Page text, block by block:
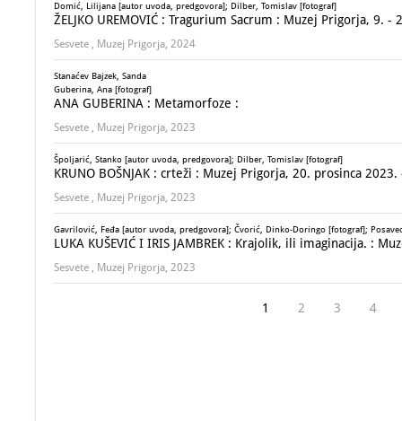
Domić, Lilijana [autor uvoda, predgovora]; Dilber, Tomislav [fotograf]
ŽELJKO UREMOVIĆ : Tragurium Sacrum : Muzej Prigorja, 9. -
Sesvete , Muzej Prigorja, 2024
Stanaćev Bajzek, Sanda
Guberina, Ana [fotograf]
ANA GUBERINA : Metamorfoze :
Sesvete , Muzej Prigorja, 2023
Špoljarić, Stanko [autor uvoda, predgovora]; Dilber, Tomislav [fotograf]
KRUNO BOŠNJAK : crteži : Muzej Prigorja, 20. prosinca
Sesvete , Muzej Prigorja, 2023
Gavrilović, Feđa [autor uvoda, predgovora]; Čvorić, Dinko-Doringo [fotograf];
LUKA KUŠEVIĆ I IRIS JAMBREK : Krajolik, ili imaginacija. :
Sesvete , Muzej Prigorja, 2023
1 2 3 4